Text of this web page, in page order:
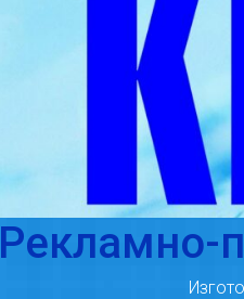
Рекламно-